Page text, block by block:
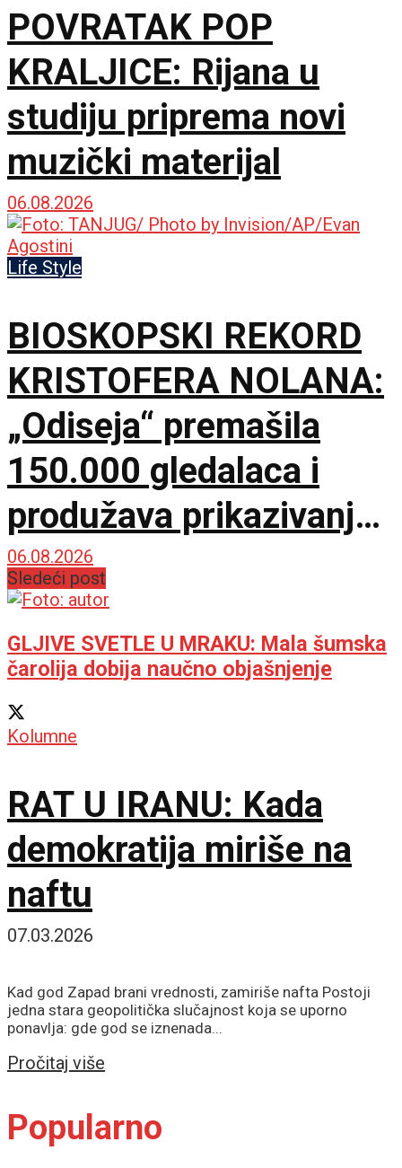
POVRATAK POP
KRALJICE: Rijana u
studiju priprema novi
muzički materijal
06.08.2026
Life Style
BIOSKOPSKI REKORD
KRISTOFERA NOLANA:
„Odiseja“ premašila
150.000 gledalaca i
produžava prikazivanje
u IMAX dvorani
06.08.2026
Sledeći post
GLJIVE SVETLE U MRAKU: Mala šumska
čarolija dobija naučno objašnjenje
Kolumne
RAT U IRANU: Kada
demokratija miriše na
naftu
07.03.2026
Kad god Zapad brani vrednosti, zamiriše nafta Postoji
jedna stara geopolitička slučajnost koja se uporno
ponavlja: gde god se iznenada...
Pročitaj više
Popularno